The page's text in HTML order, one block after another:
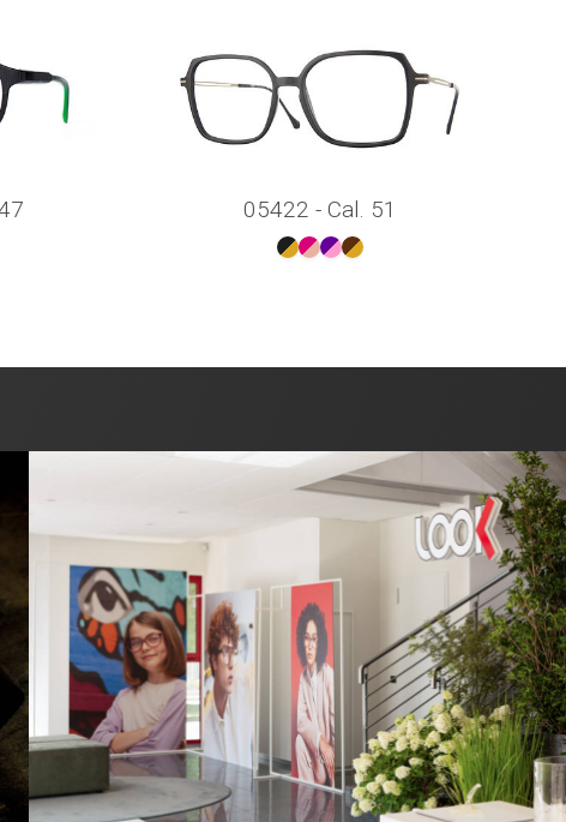
05422 - Cal. 51